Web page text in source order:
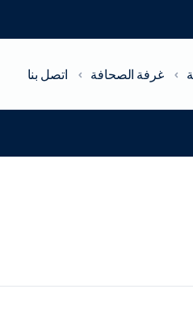
غرفة الصحافة اتصل بنا